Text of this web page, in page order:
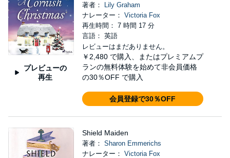
プレビューの
再生
著者：
Lily Graham
ナレーター： Victoria Fox
再生時間： 7 時間 17 分
言語： 英語
レビューはまだありません。
￥2,480 で購入、またはプレミアムプ
ランの無料体験を始めて非会員価格
の30％OFF で購入
会員登録で30％OFF
Shield Maiden
著者： Sharon Emmerichs
ナレーター： Victoria Fox